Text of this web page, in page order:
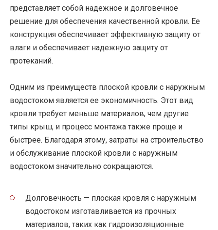
представляет собой надежное и долговечное
решение для обеспечения качественной кровли. Ее
конструкция обеспечивает эффективную защиту от
влаги и обеспечивает надежную защиту от
протеканий.
Одним из преимуществ плоской кровли с наружным
водостоком является ее экономичность. Этот вид
кровли требует меньше материалов, чем другие
типы крыш, и процесс монтажа также проще и
быстрее. Благодаря этому, затраты на строительство
и обслуживание плоской кровли с наружным
водостоком значительно сокращаются.
Долговечность — плоская кровля с наружным
водостоком изготавливается из прочных
материалов, таких как гидроизоляционные